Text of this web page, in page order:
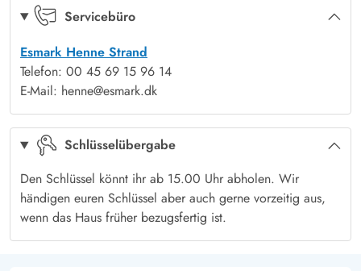
gemütliche Kaminecke zum Entspannen ein.
einen Whirlpool verfügt. Darüber hinaus gibt es eine
Gästetoilette. Selbstverständlich steht euch kostenloses W-Lan
zur Verfügung und der Fernseher sorgt für Unterhaltung. Das
Haus ist mit sämtlichen modernen Haushaltsgeräten, wie
Spülmaschine, Trockner und Waschmaschine ausgestattet.
Auf der herrlichen teilweise überdachten Terrasse könnt ihr
wunderschöne Ferientage verbringen. Während ihr euch auf
den Liegestühlen sonnt, könnt ihr eure Kinder beim Buddeln
und Schaukeln beobachten. Die Terrasse ist vollständig
Servicebüro
Esmark Henne Strand
Telefon: 00 45 69 15 96 14
E-Mail: henne@esmark.dk
Schlüsselübergabe
Den Schlüssel könnt ihr ab 15.00 Uhr abholen. Wir
händigen euren Schlüssel aber auch gerne vorzeitig aus,
wenn das Haus früher bezugsfertig ist.